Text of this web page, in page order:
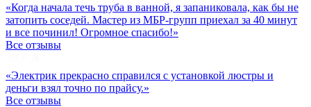
«Когда начала течь труба в ванной, я запаниковала, как бы не
затопить соседей. Мастер из МБР-групп приехал за 40 минут
и все починил! Огромное спасибо!»
Все отзывы
«Электрик прекрасно справился с установкой люстры и
деньги взял точно по прайсу.»
Все отзывы